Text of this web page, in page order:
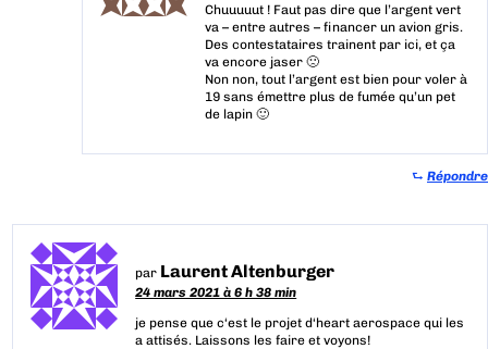
Chuuuuut ! Faut pas dire que l’argent vert
va – entre autres – financer un avion gris.
Des contestataires trainent par ici, et ça
va encore jaser 🙁
Non non, tout l’argent est bien pour voler à
19 sans émettre plus de fumée qu’un pet
de lapin 🙂
⮑ Répondre
par Laurent Altenburger
24 mars 2021 à 6 h 38 min
je pense que c‘est le projet d‘heart aerospace qui les
a attisés. Laissons les faire et voyons!